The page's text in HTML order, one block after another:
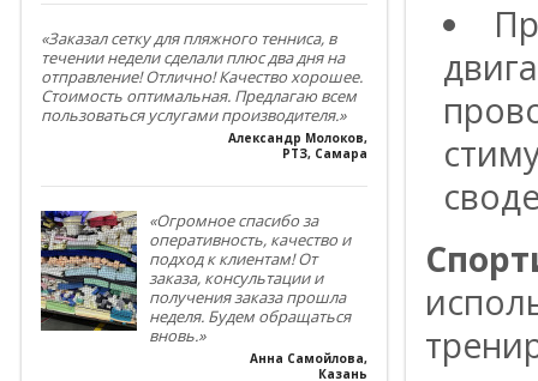
«Заказал сетку для пляжного тенниса, в
течении недели сделали плюс два дня на
отправление! Отлично! Качество хорошее.
Стоимость оптимальная. Предлагаю всем
пользоваться услугами производителя.»
Александр Молоков,
РТЗ, Самара
«Огромное спасибо за
оперативность, качество и
подход к клиентам! От
заказа, консультации и
получения заказа прошла
неделя. Будем обращаться
вновь.»
Анна Самойлова,
Казань